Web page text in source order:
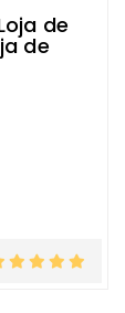
de
de